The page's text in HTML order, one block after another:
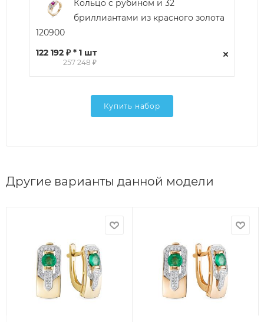
Кольцо с рубином и 32
бриллиантами из красного золота
120900
122 192 ₽ * 1 шт
257 248 ₽
Купить набор
Другие варианты данной модели